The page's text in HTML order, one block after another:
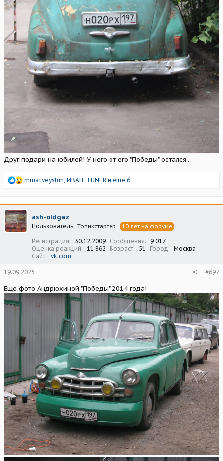
Друг подари на юбилей! У него от его "Победы" остался...
Р
а
к
ц
и
и
mmatveyshin ИВАН TUNER и еще 6
ash-oldgaz
Пользователь Топикстартер 10 лет на форуме
Регистрация 30.12.2009 Сообщения
9 017
Оценка реакций
11 862 Возраст 51 Город
Москва
Сайт
vk.com
19.09.2025 #697
Еще фото Андрюхиной "Победы" 2014 года!